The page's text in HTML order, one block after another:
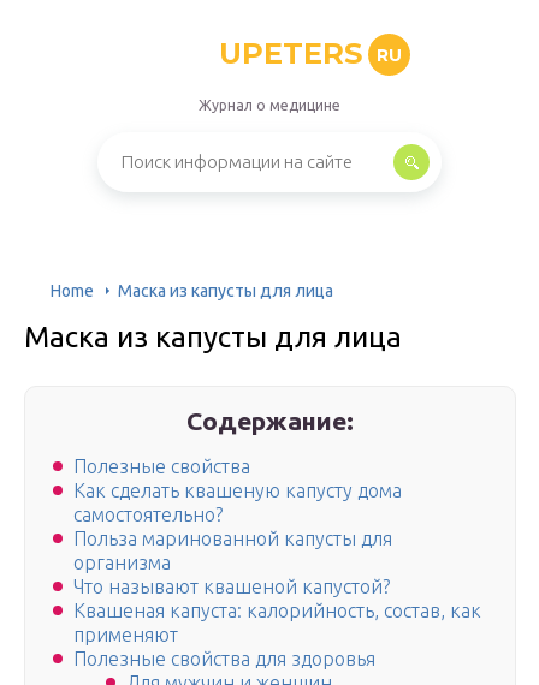
UPETERS RU
Журнал о медицине
Home Маска из капусты для лица
Маска из капусты для лица
Содержание:
Полезные свойства
Как сделать квашеную капусту дома
самостоятельно?
Польза маринованной капусты для
организма
Что называют квашеной капустой?
Квашеная капуста: калорийность, состав, как
применяют
Полезные свойства для здоровья